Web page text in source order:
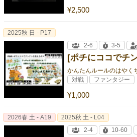
¥2,500
[ポチにココでチ
かんたんルールのはやく
¥1,000
2025秋 日 - P17
2-6
3-5
対戦 ファンタジー
2026春 土 - A19
2025秋 土 - L04
2-4
10-60